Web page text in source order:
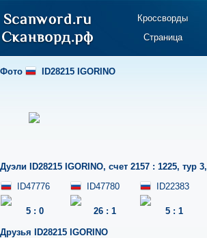
Кроссворды
Страница
Фото ID28215 IGORINO
Дуэли ID28215 IGORINO, счет 2157 : 1225, тур 3,
ID47776
5 : 0
ID47780
26: 1
ID22383
5 : 1
Друзья
ID28215 IGORINO